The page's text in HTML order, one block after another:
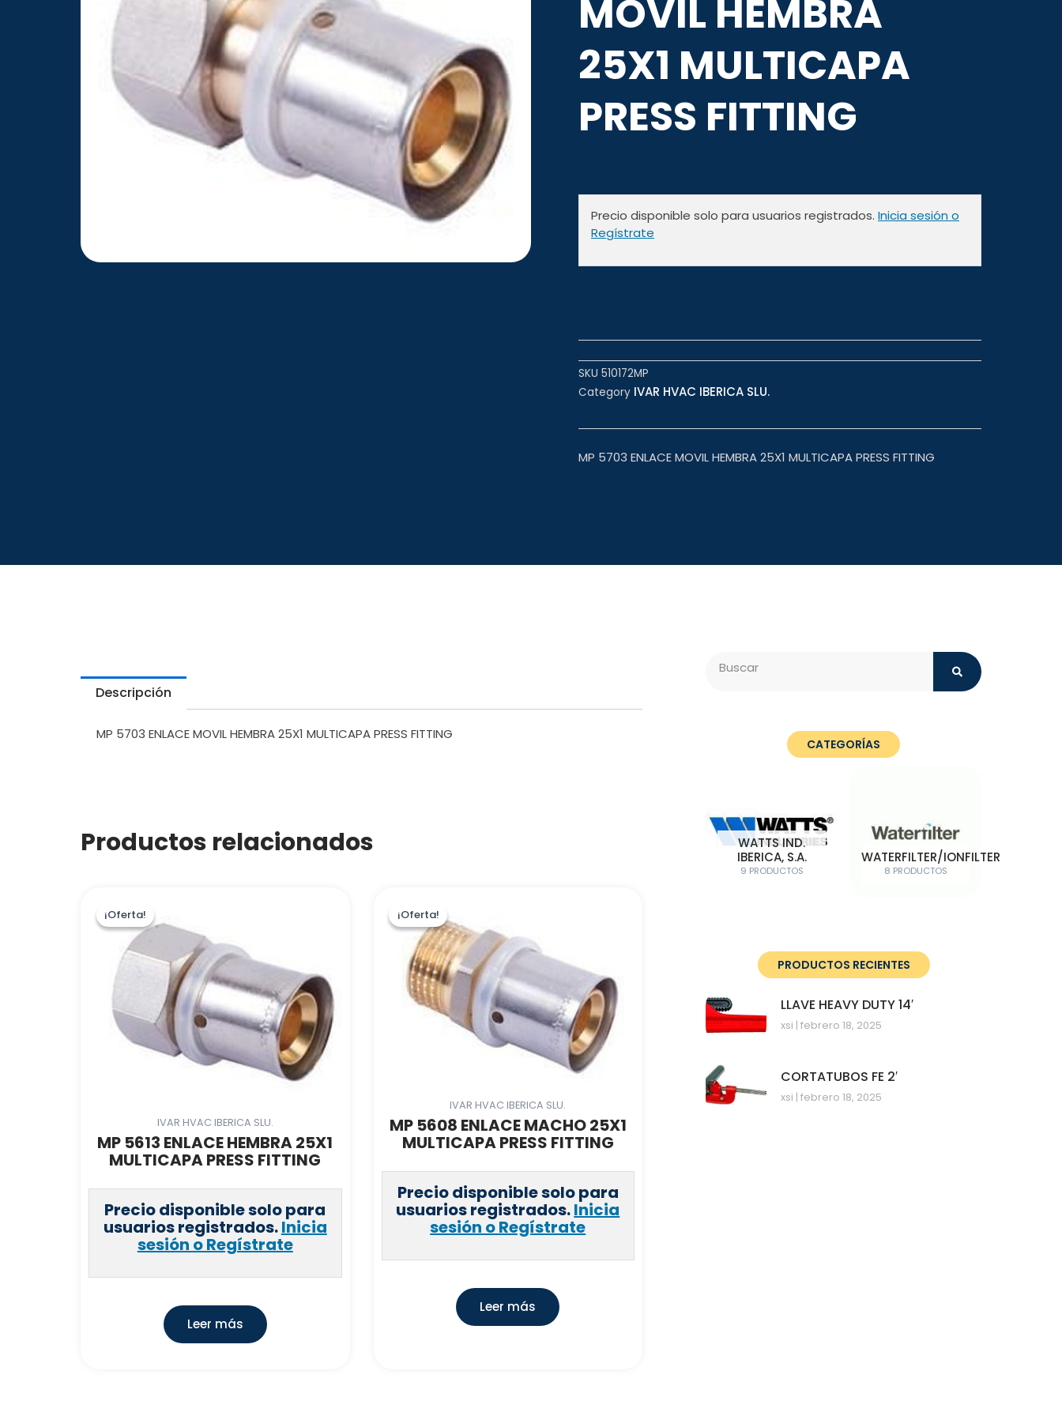
MOVIL HEMBRA
25X1 MULTICAPA
PRESS FITTING
Precio disponible solo para usuarios registrados. Inicia sesión o
Regístrate
SKU 510172MP
Category IVAR HVAC IBERICA SLU.
MP 5703 ENLACE MOVIL HEMBRA 25X1 MULTICAPA PRESS FITTING
Descripción
MP 5703 ENLACE MOVIL HEMBRA 25X1 MULTICAPA PRESS FITTING
Productos relacionados
¡Oferta!
¡Oferta!
IVAR HVAC IBERICA SLU.
MP 5613 ENLACE HEMBRA 25X1
MULTICAPA PRESS FITTING
Precio disponible solo para
usuarios registrados.Inicia
sesión o Regístrate
Leer más
¡Oferta!
¡Oferta!
IVAR HVAC IBERICA SLU.
MP 5608 ENLACE MACHO 25X1
MULTICAPA PRESS FITTING
Precio disponible solo para
usuarios registrados.Inicia
sesión o Regístrate
Leer más
CATEGORÍAS
WATTS IND.
IBERICA, S.A.
9 PRODUCTOS
WATERFILTER/IONFILTER
8 PRODUCTOS
PRODUCTOS RECIENTES
LLAVE HEAVY DUTY 14′
xsi febrero 18, 2025
CORTATUBOS FE 2′
xsi febrero 18, 2025